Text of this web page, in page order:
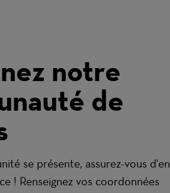
notre
de
se présente, assurez-vous d'en
! Renseignez vos coordonnées